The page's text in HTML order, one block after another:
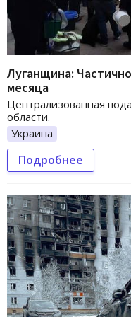
Луганщина:
месяца
Централизованная
области.
Украина
Подробнее